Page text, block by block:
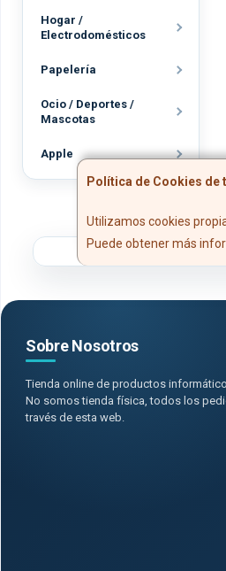
Hogar /
Electrodomésticos
Papelería
Ocio / Deportes /
Mascotas
Apple
Política de Cookies
Utilizamos cookies
Puede obtener más
Sobre Nosotros
Tienda online de productos
No somos tienda física, todos los
través de esta web.